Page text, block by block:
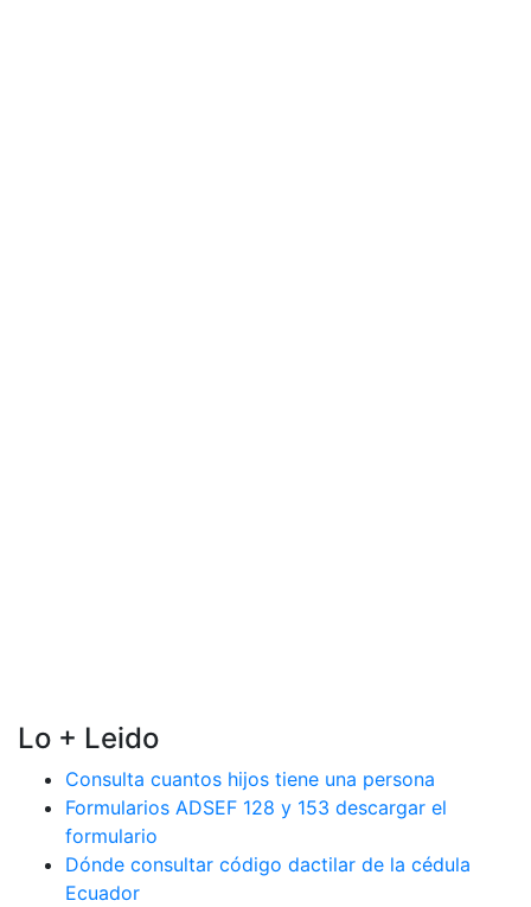
Lo + Leido
Consulta cuantos hijos tiene una persona
Formularios ADSEF 128 y 153 descargar el
formulario
Dónde consultar código dactilar de la cédula
Ecuador